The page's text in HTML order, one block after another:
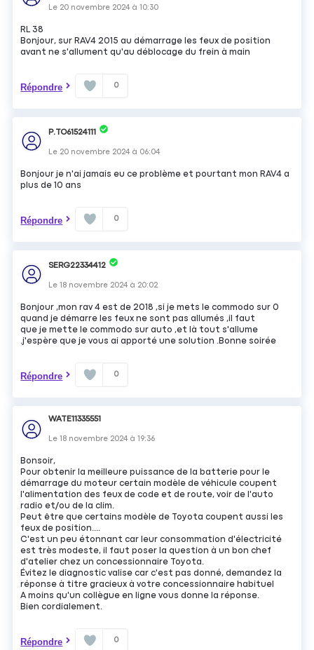
Le 20 novembre 2024 à10:30
RL 38
Bonjour, sur RAV4 2015 au démarrage les feux de position
avant ne s'allument qu'au déblocage du frein à main
Répondre 0
P.TO61524111
Le 20 novembre 2024 à 06:04
Bonjour je n'ai jamais eu ce problème et pourtant mon RAV4 a
plus de 10 ans
Répondre 0
SERG22334412
Le18 novembre 2024 à 20:02
Bonjour ,mon rav 4 est de 2018 ,si je mets le commodo sur 0
quand je démarre les feux ne sont pas allumés ,il faut
que je mette le commodo sur auto ,et là tout s'allume
.j'espère que je vous ai apporté une solution .Bonne soirée
Répondre 0
WATE11335551
Le18 novembre 2024 à19:36
Bonsoir,
Pour obtenir la meilleure puissance de la batterie pour le
démarrage du moteur certain modèle de véhicule coupent
l'alimentation des feux de code et de route, voir de l'auto
radio et/ou de la clim.
Peut être que certains modèle de Toyota coupent aussi les
feux de position....
C'est un peu étonnant car leur consommation d'électricité
est très modeste, il faut poser la question à un bon chef
d'atelier chez un concessionnaire Toyota.
Évitez le diagnostic valise car c'est pas donné, demandez la
réponse à titre gracieux à votre concessionnaire habituel
A moins qu'un collègue en ligne vous donne la réponse.
Bien cordialement.
Répondre 0